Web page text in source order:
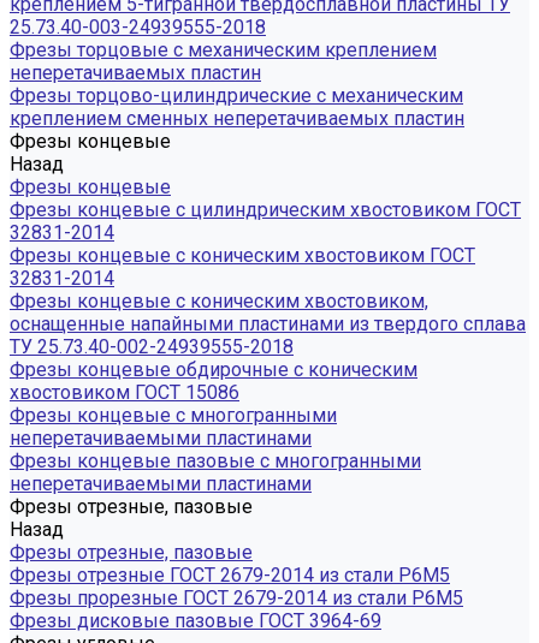
25.73.40-003-24939555-2018
Фрезы торцовые с механическим креплением
неперетачиваемых пластин
Фрезы торцово-цилиндрические с механическим
креплением сменных неперетачиваемых пластин
Фрезы концевые
Назад
Фрезы концевые
Фрезы концевые с цилиндрическим хвостовиком ГОСТ
32831-2014
Фрезы концевые с коническим хвостовиком ГОСТ
32831-2014
Фрезы концевые с коническим хвостовиком,
оснащенные напайными пластинами из твердого сплава
ТУ 25.73.40-002-24939555-2018
Фрезы концевые обдирочные с коническим
хвостовиком ГОСТ 15086
Фрезы концевые с многогранными
неперетачиваемыми пластинами
Фрезы концевые пазовые с многогранными
неперетачиваемыми пластинами
Фрезы отрезные, пазовые
Назад
Фрезы отрезные, пазовые
Фрезы отрезные ГОСТ 2679-2014 из стали Р6М5
Фрезы прорезные ГОСТ 2679-2014 из стали Р6М5
Фрезы дисковые пазовые ГОСТ 3964-69